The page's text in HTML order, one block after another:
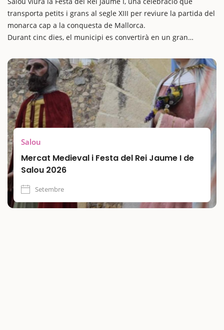
transporta petits i grans al segle XIII per reviure la partida del
monarca cap a la conquesta de Mallorca.
Durant cinc dies, el municipi es convertirà en un gran
històriques i tallers pensats per a totes les edats.
La festa ofereix un ambient immersiu ideal per fer una
escapada amb nens, amb mercat medieval, cercaviles, contes,
activitats participatives i espectacles de circ i foc que captiven
a tot el públic. Una cita imprescindible per descobrir la
història, la cultura i el patrimoni de Salou en clau festiva i
familiar.
Salou
Mercat Medieval i Festa del Rei Jaume I de
Salou 2026
Setembre